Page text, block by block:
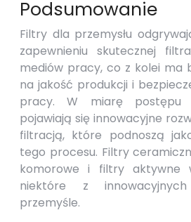
Podsumowanie
Filtry dla przemysłu
zapewnieniu skutecznej
mediów pracy, co z kolei ma
na jakość produkcji i
pracy. W miarę postępu
pojawiają się innowacyjne
filtracją, które podnoszą
tego procesu. Filtry
komorowe i filtry aktywne
niektóre z
przemyśle.